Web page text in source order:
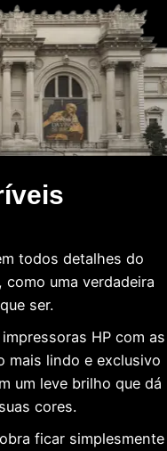
todos detalhes do
uma verdadeira
ser.
HP com as
mais lindo e exclusivo
um leve brilho que dá
cores.
ficar simplesmente